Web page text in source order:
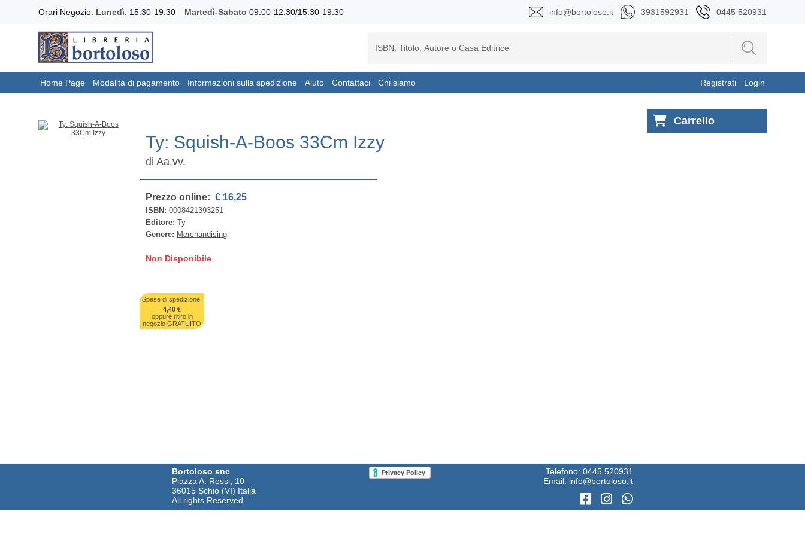
Orari Negozio: Lunedì: 15.30-19.30 Martedì-Sabato 09.00-12.30/15.30-19.30 info@bortoloso.it 3931592931 0445 520931
Home Page Modalità di pagamento Informazioni sulla spedizione Aiuto Contattaci Chi siamo Registrati Login
Ty: Squish-A-Boos 33Cm Izzy
diAa.vv.
Prezzo online: € 16,25
ISBN:0008421393251
Editore:Ty
Genere: Merchandising
Non Disponibile
Spese di spedizione:
4,40 €
oppure ritiro in
negozio GRATUITO
Carrello
Bortoloso snc
Piazza A. Rossi, 10
36015 Schio (VI) Italia
All rights Reserved
Telefono: 0445 520931
Email: info@bortoloso.it